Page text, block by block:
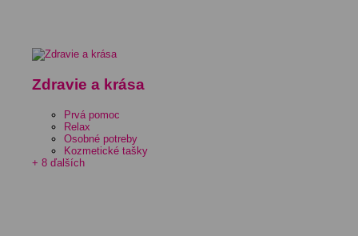
Zdravie a krása
Prvá pomoc
Relax
Osobné potreby
Kozmetické tašky
+ 8 ďalších